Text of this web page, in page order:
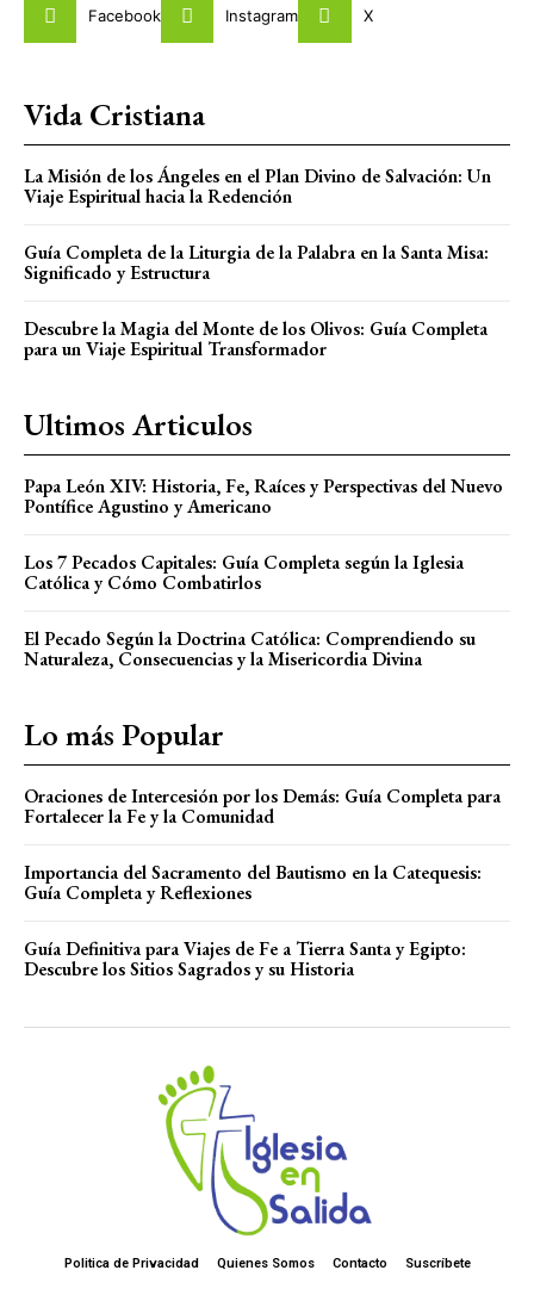
Facebook Instagram X
Vida Cristiana
La Misión de los Ángeles en el Plan Divino de Salvación: Un
Viaje Espiritual hacia la Redención
Guía Completa de la Liturgia de la Palabra en la Santa Misa:
Significado y Estructura
Descubre la Magia del Monte de los Olivos: Guía Completa
para un Viaje Espiritual Transformador
Ultimos Articulos
Papa León XIV: Historia, Fe, Raíces y Perspectivas del Nuevo
Pontífice Agustino y Americano
Los 7 Pecados Capitales: Guía Completa según la Iglesia
Católica y Cómo Combatirlos
El Pecado Según la Doctrina Católica: Comprendiendo su
Naturaleza, Consecuencias y la Misericordia Divina
Lo más Popular
Oraciones de Intercesión por los Demás: Guía Completa para
Fortalecer la Fe y la Comunidad
Importancia del Sacramento del Bautismo en la Catequesis:
Guía Completa y Reflexiones
Guía Definitiva para Viajes de Fe a Tierra Santa y Egipto:
Descubre los Sitios Sagrados y su Historia
Politica de Privacidad Quienes Somos Contacto Suscríbete